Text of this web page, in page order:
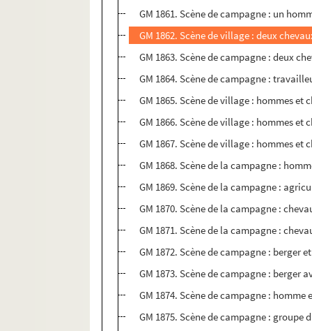
GM 1861. Scène de campagne : un
GM 1862. Scène de village : deux
GM 1863. Scène de campagne : deux
GM 1864. Scène de campagne :
GM 1865. Scène de village : hommes
GM 1866. Scène de village : hommes
GM 1867. Scène de village : hommes
GM 1868. Scène de la campagne :
GM 1869. Scène de la campagne :
GM 1870. Scène de la campagne :
GM 1871. Scène de la campagne :
GM 1872. Scène de campagne : berger
GM 1873. Scène de campagne : berger
GM 1874. Scène de campagne : homme
GM 1875. Scène de campagne :